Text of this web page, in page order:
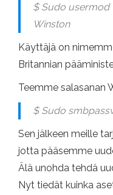
$ Sudo
Winston
Käyttäjä on
Britannian
Teemme salasanan
$ Sudo
Sen jälkeen meille
jotta pääsemme
Älä unohda tehdä
Nyt tiedät kuinka